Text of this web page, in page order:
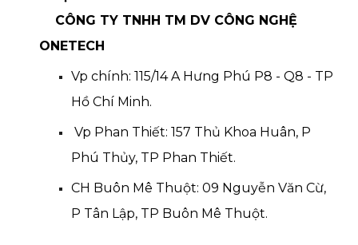
CÔNG TY TNHH TM DV CÔNG NGHỆ
ONETECH
Vp chính: 115/14 A Hưng Phú P8 - Q8 - TP
Hồ Chí Minh.
Vp Phan Thiết: 157 Thủ Khoa Huân, P
Phú Thủy, TP Phan Thiết.
CH Buôn Mê Thuột: 09 Nguyễn Văn Cừ,
P Tân Lập, TP Buôn Mê Thuột.